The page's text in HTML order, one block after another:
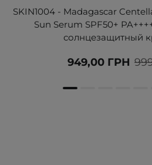
SKIN1004 - Madagascar
Sun Serum SPF50+
солнцезащитный
949,00 ГРН